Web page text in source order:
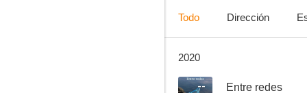
5.0
Todo Dirección
2020
-- Entre redes